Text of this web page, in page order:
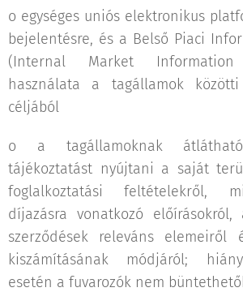
o egységes uniós elektronikus
bejelentésre, és a Belső Piaci
(Internal Market
használata a tagállamok közötti
céljából
o a tagállamoknak
tájékoztatást nyújtani a saját
foglalkoztatási feltételekről,
díjazásra vonatkozó
szerződések releváns elemeiről
kiszámításának módjáról;
esetén a fuvarozók nem